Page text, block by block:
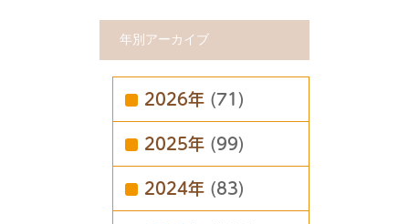
年別アーカイブ
2026年 (71)
2025年 (99)
2024年 (83)